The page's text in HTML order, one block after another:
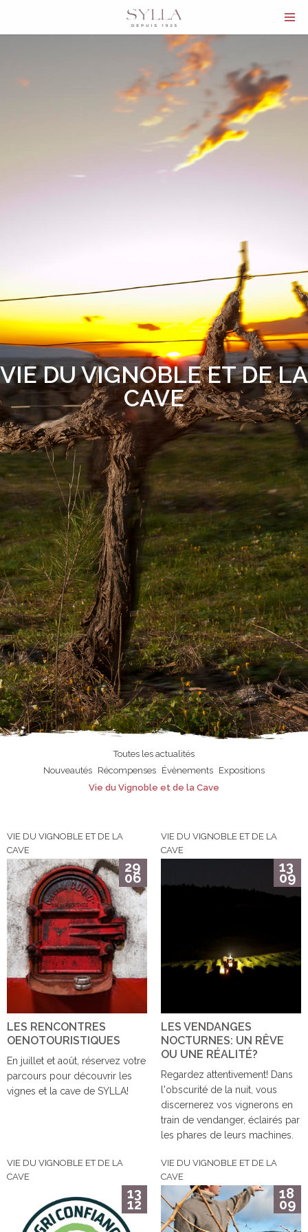
VIE DU VIGNOBLE ET DE LA
CAVE
Toutes les actualités
Nouveautés Récompenses Évènements Expositions
Vie du Vignoble et de la Cave
VIE DU VIGNOBLE ET DE LA
CAVE
29
06
LES RENCONTRES
OENOTOURISTIQUES
En juillet et août, réservez votre
parcours pour découvrir les
vignes et la cave de SYLLA!
VIE DU VIGNOBLE ET DE LA
CAVE
13
09
LES VENDANGES
NOCTURNES: UN RÊVE
OU UNE RÉALITÉ?
Regardez attentivement! Dans
l'obscurité de la nuit, vous
discernerez vos vignerons en
train de vendanger, éclairés par
les phares de leurs machines.
VIE DU VIGNOBLE ET DE LA
CAVE
13
12
VIE DU VIGNOBLE ET DE LA
CAVE
18
09